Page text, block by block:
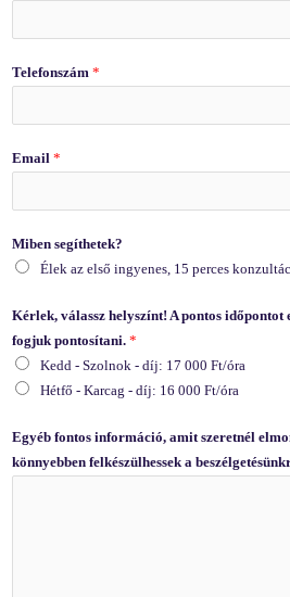
Telefonszám *
Email *
Miben segíthetek?
Élek az első ingyenes, 15 perces
Kérlek, válassz helyszínt! A pontos időpontot
fogjuk pontosítani. *
Kedd - Szolnok - díj: 17 000 Ft/óra
Hétfő - Karcag - díj: 16 000 Ft/óra
Egyéb fontos információ, amit szeretnél
könnyebben felkészülhessek a